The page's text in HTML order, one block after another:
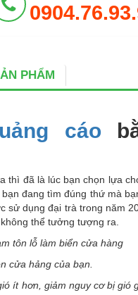
PHẨM
cáo
thì đã là lúc bạn chọn lựa
đang tìm đúng thứ mà
sử dụng đại trà trong năm
thể tưởng tượng ra.
tôn lỗ làm biển cửa hàng
cửa hảng của bạn.
ít hơn, giảm nguy cơ bị gió